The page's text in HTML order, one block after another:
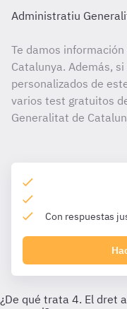
Administratiu
Te damos
Catalunya. Además,
personalizados de
varios test gratuitos
Generalitat de
Con respuestas